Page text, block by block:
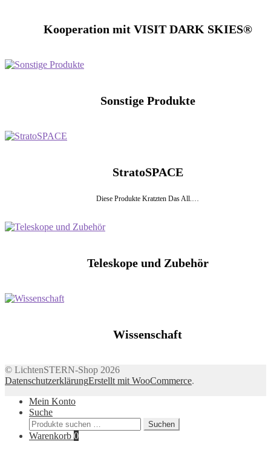
Kooperation mit VISIT DARK SKIES®
Sonstige Produkte
StratoSPACE
Diese Produkte Kratzten Das All.…
Teleskope und Zubehör
Wissenschaft
© LichtenSTERN-Shop 2026
DatenschutzerklärungErstellt mit WooCommerce.
Mein Konto
Suche
Suchen
nach:
Suchen
Warenkorb 0